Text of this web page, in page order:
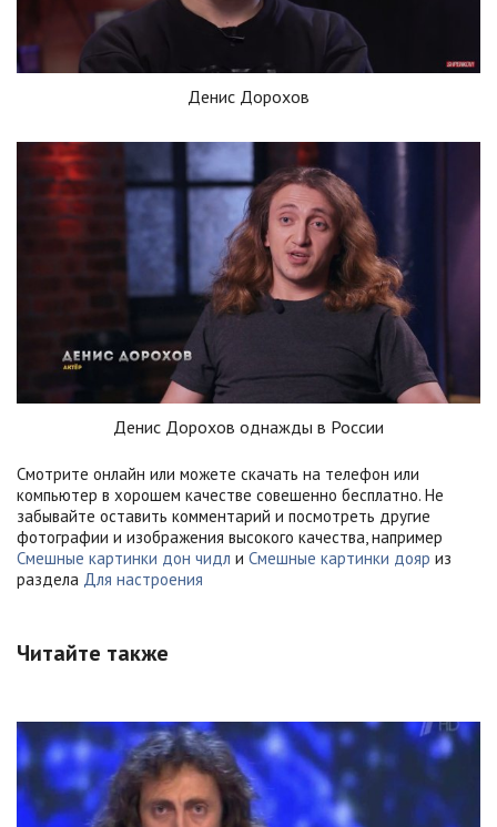
Денис Дорохов
Денис Дорохов однажды в России
Смотрите онлайн или можете скачать на телефон или
компьютер в хорошем качестве совешенно бесплатно. Не
забывайте оставить комментарий и посмотреть другие
фотографии и изображения высокого качества, например
Смешные картинки дон чидл и Смешные картинки дояр из
раздела Для настроения
Читайте также